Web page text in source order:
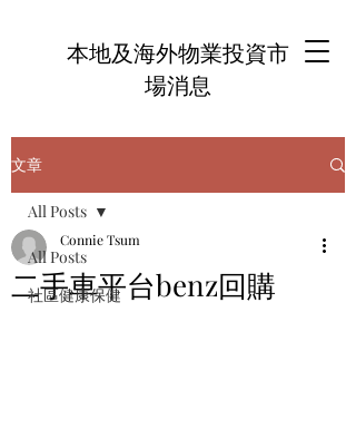
本地及海外物業投資市
場消息
文章
All Posts
社區健康保健
All Posts
二手車平台benz回購
Connie Tsum